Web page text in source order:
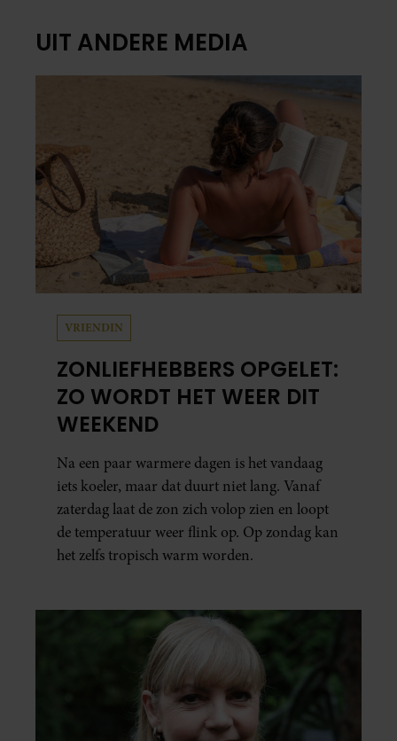
UIT ANDERE MEDIA
VRIENDIN
ZONLIEFHEBBERS OPGELET:
ZO WORDT HET WEER DIT
WEEKEND
Na een paar warmere dagen is het vandaag
iets koeler, maar dat duurt niet lang. Vanaf
zaterdag laat de zon zich volop zien en loopt
de temperatuur weer flink op. Op zondag kan
het zelfs tropisch warm worden.